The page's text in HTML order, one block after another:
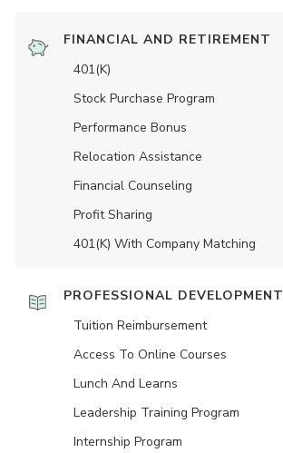
FINANCIAL AND RETIREMENT
401(K)
Stock Purchase Program
Performance Bonus
Relocation Assistance
Financial Counseling
Profit Sharing
401(K) With Company Matching
PROFESSIONAL DEVELOPMENT
Tuition Reimbursement
Access To Online Courses
Lunch And Learns
Leadership Training Program
Internship Program